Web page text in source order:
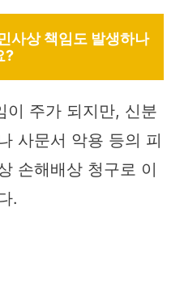
사상 책임도 발생하나
?
이 주가 되지만, 신분
사문서 악용 등의 피
손해배상 청구로 이
.